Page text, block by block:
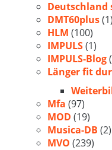
Deutschland
DMT60plus(1)
HLM (100)
IMPULS(1)
IMPULS-Blog
Länger fit
Mfa (97)
MOD (19)
Musica-DB (2)
MVO (239)